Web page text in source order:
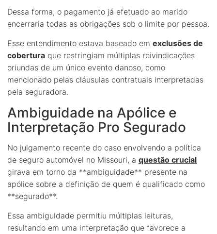
Dessa forma, o pagamento já efetuado ao marido
encerraria todas as obrigações sob o limite por pessoa.
Esse entendimento estava baseado em exclusões de
cobertura que restringiam múltiplas reivindicações
oriundas de um único evento danoso, como
mencionado pelas cláusulas contratuais interpretadas
pela seguradora.
Ambiguidade na Apólice e
Interpretação Pro Segurado
No julgamento recente do caso envolvendo a política
de seguro automóvel no Missouri, a questão crucial
girava em torno da **ambiguidade** presente na
apólice sobre a definição de quem é qualificado como
**segurado**.
Essa ambiguidade permitiu múltiplas leituras,
resultando em uma interpretação que favorece a